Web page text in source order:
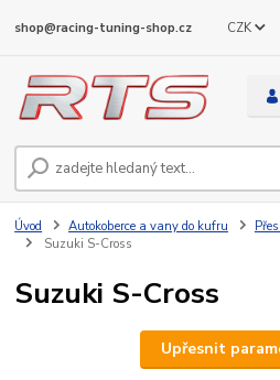
CZK
shop@racing-tuning-shop.cz
Úvod Autokoberce a vany do kufru
Suzuki S-Cross
Suzuki S-Cross
Upřesnit